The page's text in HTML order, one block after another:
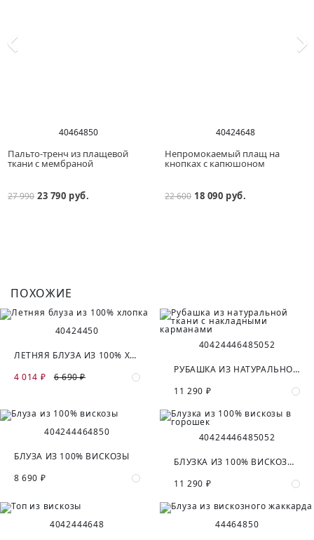
40464850
Пальто-тренч из плащевой
ткани с мембраной
27 990 23 790 руб.
40424648
Непромокаемый плащ на
кнопках с капюшоном
22 600 18 090 руб.
ПОХОЖИЕ
40424450
ЛЕТНЯЯ БЛУЗА ИЗ 100% ХЛОПКА
4 014 ₽
6 690 ₽
40424446485052
РУБАШКА ИЗ НАТУРАЛЬНОЙ ТКАНИ С НАКЛАДНЫМИ КАРМАНАМИ
11 290 ₽
404244464850
БЛУЗА ИЗ 100% ВИСКОЗЫ
8 690 ₽
40424446485052
БЛУЗКА ИЗ 100% ВИСКОЗЫ В ГОРОШЕК
11 290 ₽
4042444648 44464850